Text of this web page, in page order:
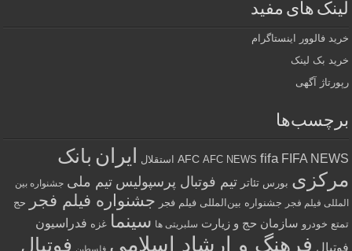
لینک های مفید
خرید فالوور اینستاگرام
خرید بک لینک
رپورتاژ آگهی
برچسب‌ها
AFC AFC NEWS fifa FIFA NEWS استقلال ایران بانک
مرکزی بورس تئاتر تیم فوتبال پرسپولیس تیم ملی جشنواره بین
المللی فیلم فجر جشنواره بین‌المللی فیلم فجر جشنواره فیلم فجر
حج
تمتع خودرو سازمان حج و زیارت سلبریتی ها سینما غزه فدراسیون
فوتبال فرهنگ و ارشاد اسلامی فلسطین فوتبال